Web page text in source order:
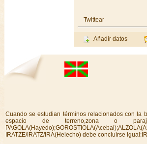
Twittear
Añadir datos
Cuando se estudian términos relacionados con la
espacio de terreno,zona o
IRATZE/IRATZ/IRA(Helecho) debe concluirse